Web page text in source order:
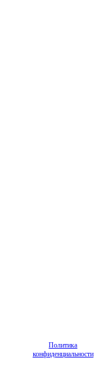
Политика
конфиденциальности